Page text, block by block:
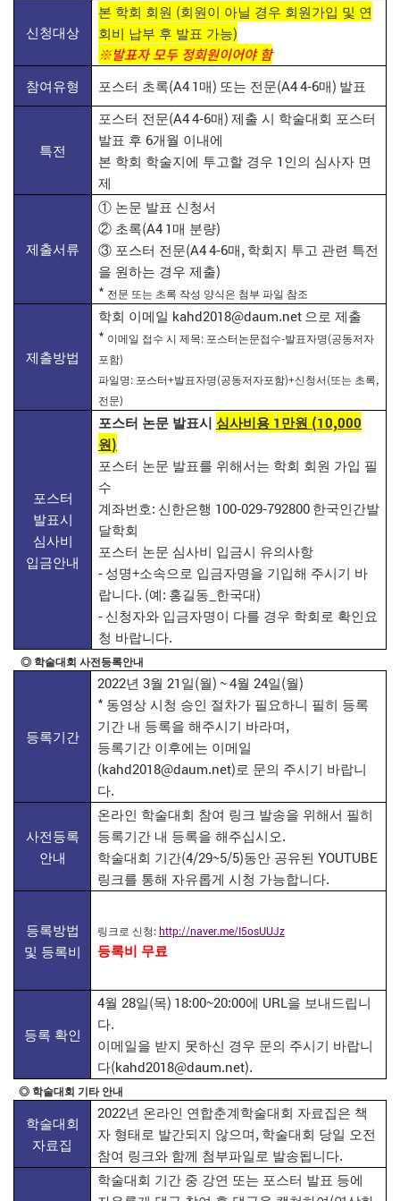
신청대상
본 학회 회원 (회원이 아닐 경우 회원가입 및 연
회비 납부 후 발표 가능)
※발표자 모두 정회원이어야 함
참여유형 포스터 초록(A4 1 매) 또는 전문(A4 4-6매) 발표
특전
포스터 전문(A4 4-6매) 제출 시 학술대회 포스터
발표 후 6개월 이내에
본 학회 학술지에 투고할 경우 1 인의 심사자 면
제
제출서류
① 논문 발표 신청서
② 초록(A4 1 매 분량)
③ 포스터 전문(A4 4-6매, 학회지 투고 관련 특전
을 원하는 경우 제출)
* 전문 또는 초록 작성 양식은 첨부 파일 참조
제출방법
학회 이메일 kahd2018@daum.net 으로 제출
* 이메일 접수 시 제목: 포스터논문접수-발표자명(공동저자
포함)
파일명: 포스터+발표자명(공동저자포함)+신청서 (또는 초록,
전문)
포스터
발표시
심사비
입금안내
포스터 논문 발표시 심사비용 1 만원 (10,000
원)
포스터 논문 발표를 위해서는 학회 회원 가입 필
수
계좌번호: 신한은행 100-029-792800 한국인간발
달학회
포스터 논문 심사비 입금시 유의사항
- 성명+소속으로 입금자명을 기입해 주시기 바
랍니다. (예: 홍길동 한국대)
- 신청자와 입금자명이 다를 경우 학회로 확인요
청 바랍니다.
◎ 학술대회 사전등록안내
등록기간
2022년 3월 21 일(월) ~ 4월 24일(월)
* 동영상 시청 승인 절차가 필요하니 필히 등록
기간 내 등록을 해주시기 바라며,
등록기간 이후에는 이메일
(kahd2018@daum.net)로 문의 주시기 바랍니
다.
사전등록
안내
온라인 학술대회 참여 링크 발송을 위해서 필히
등록기간 내 등록을 해주십시오.
학술대회 기간(4/29~5/5)동안 공유된 YOUTUBE
링크를 통해 자유롭게 시청 가능합니다.
등록방법
및 등록비
링크로 신청:http://naver.me/I5osUUJz
등록비 무료
등록 확인
4월 28일(목) 18:00~20:00에 URL을 보내드립니
다.
이메일을 받지 못하신 경우 문의 주시기 바랍니
다(kahd2018@daum.net).
◎ 학술대회 기타 안내
학술대회
자료집
2022년 온라인 연합춘계학술대회 자료집은 책
자 형태로 발간되지 않으며, 학술대회 당일 오전
참여 링크와 함께 첨부파일로 발송됩니다.
학술대회 기간 중 강연 또는 포스터 발표 등에